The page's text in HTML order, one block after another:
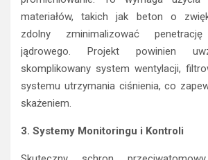
materiałów, takich jak beton o
zdolny zminimalizować penetrację
jądrowego. Projekt powinien
skomplikowany system wentylacji,
systemu utrzymania ciśnienia, co
skażeniem.
3. Systemy Monitoringu i Kontroli